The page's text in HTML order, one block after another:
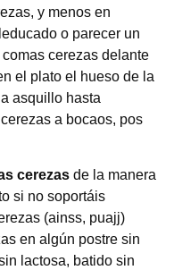
y menos en
o parecer un
cerezas delante
el plato el hueso de la
asquillo hasta
a bocaos, pos
cerezas de la manera
si no soportáis
(ainss, puajj)
en algún postre sin
lactosa, batido sin